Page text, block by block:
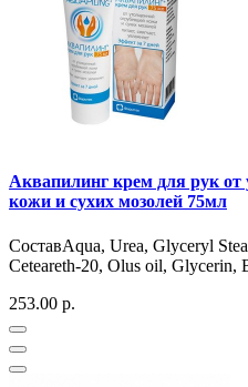
Аквапилинг крем для рук
кожи и сухих мозолей 75мл
СоставАqua, Urea, Glyceryl
Ceteareth-20, Olus oil, Glycerin,
253.00 р.